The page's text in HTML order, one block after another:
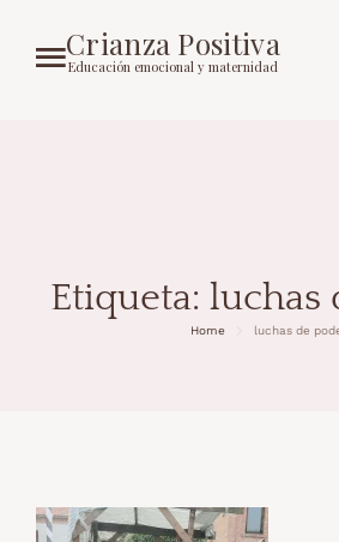
Crianza Positiva
Educación emocional y maternidad
Etiqueta: luchas
Home luchas de